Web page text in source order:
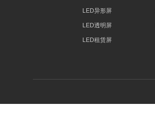
LED异形屏
LED透明屏
LED租赁屏